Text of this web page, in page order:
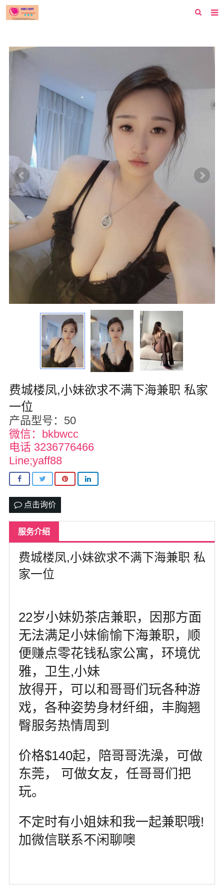
纽约
旧金山
西雅图
新泽西
休斯顿
华盛顿
San Diego
拉斯维加斯
佛罗里达州
得克萨斯
乔治亚州
北卡罗来纳州
马里兰州
宾夕法尼亚州
马萨诸塞州
俄亥俄州
底特律
丹佛
菲尼克斯
费城楼凤,小妹欲求不满下海兼职 私家
一位
产品型号：50
微信：bkbwcc
电话 3236776466
Line;yaff88
点击询价
服务介绍
费城楼凤,小妹欲求不满下海兼职 私
家一位
22岁小妹奶茶店兼职，因那方面
无法满足小妹偷愉下海兼职，顺
便赚点零花钱私家公寓，环境优
雅，卫生,小妹
放得开，可以和哥哥们玩各种游
戏，各种姿势身材纤细，丰胸翘
臀服务热情周到
价格$140起，陪哥哥洗澡，可做
东莞， 可做女友，任哥哥们把
玩。
不定时有小姐妹和我一起兼职哦!
加微信联系不闲聊噢